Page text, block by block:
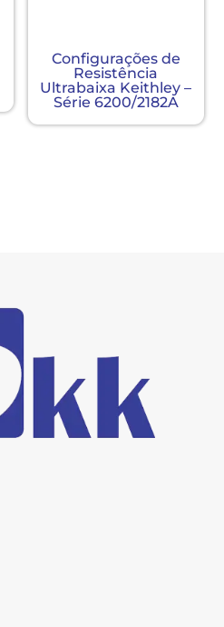
Configurações de
Resistência
Ultrabaixa Keithley –
Série 6200/2182A